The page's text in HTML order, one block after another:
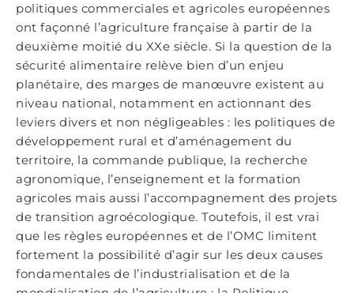
politiques commerciales et agricoles européennes
ont façonné l’agriculture française à partir de la
deuxième moitié du XXe siècle. Si la question de la
sécurité alimentaire relève bien d’un enjeu
planétaire, des marges de manœuvre existent au
niveau national, notamment en actionnant des
leviers divers et non négligeables : les politiques de
développement rural et d’aménagement du
territoire, la commande publique, la recherche
agronomique, l’enseignement et la formation
agricoles mais aussi l’accompagnement des projets
de transition agroécologique. Toutefois, il est vrai
que les règles européennes et de l’OMC limitent
fortement la possibilité d’agir sur les deux causes
fondamentales de l’industrialisation et de la